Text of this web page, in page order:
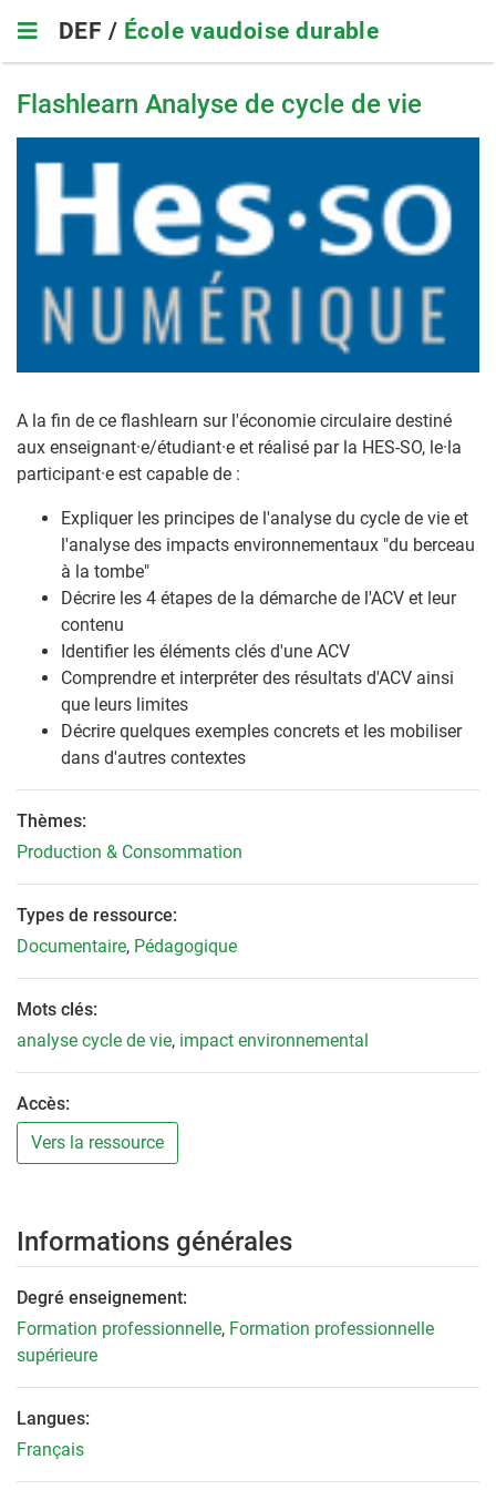
main
navigation
DEF / École vaudoise durable
Flashlearn Analyse de cycle de vie
A la fin de ce flashlearn sur l'économie circulaire destiné
aux enseignant·e/étudiant·e et réalisé par la HES-SO, le·la
participant·e est capable de :
Expliquer les principes de l'analyse du cycle de vie et
l'analyse des impacts environnementaux "du berceau
à la tombe"
Décrire les 4 étapes de la démarche de l'ACV et leur
contenu
Identifier les éléments clés d'une ACV
Comprendre et interpréter des résultats d'ACV ainsi
que leurs limites
Décrire quelques exemples concrets et les mobiliser
dans d'autres contextes
Thèmes:
Production & Consommation
Types de ressource:
Documentaire, Pédagogique
Mots clés:
analyse cycle de vie, impact environnemental
Accès:
Vers la ressource
Informations générales
Degré enseignement:
Formation professionnelle, Formation professionnelle
supérieure
Langues:
Français